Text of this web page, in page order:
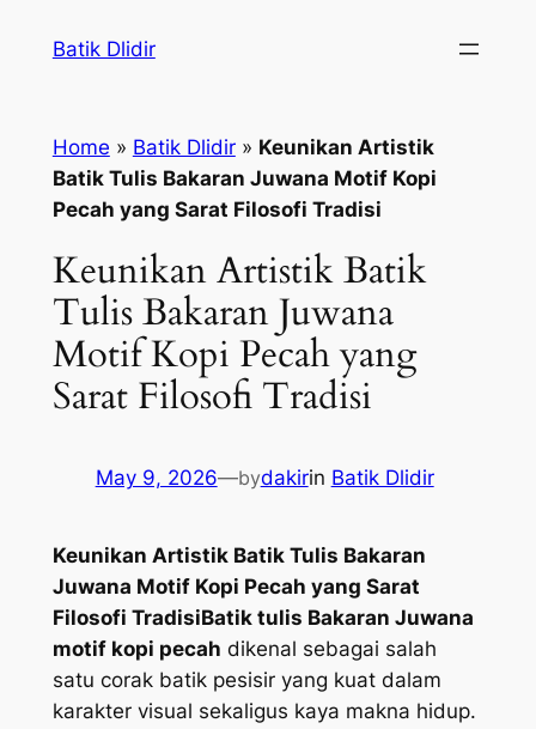
Batik Dlidir
Home » Batik Dlidir» Keunikan Artistik
Batik Tulis Bakaran Juwana Motif Kopi
Pecah yang Sarat Filosofi Tradisi
Keunikan Artistik Batik
Tulis Bakaran Juwana
Motif Kopi Pecah yang
Sarat Filosofi Tradisi
May 9, 2026—bydakirin Batik Dlidir
Keunikan Artistik Batik Tulis Bakaran
Juwana Motif Kopi Pecah yang Sarat
Filosofi TradisiBatik tulis Bakaran Juwana
motif kopi pecah dikenal sebagai salah
satu corak batik pesisir yang kuat dalam
karakter visual sekaligus kaya makna hidup.